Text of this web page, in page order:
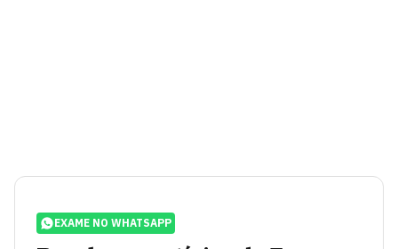
EXAME NO WHATSAPP